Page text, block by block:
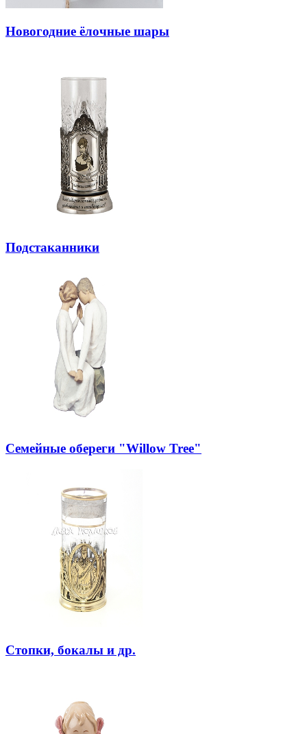
Новогодние ёлочные шары
Подстаканники
Семейные обереги "Willow Tree"
Стопки, бокалы и др.